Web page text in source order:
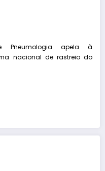
Pneumologia apela à
nacional de rastreio do